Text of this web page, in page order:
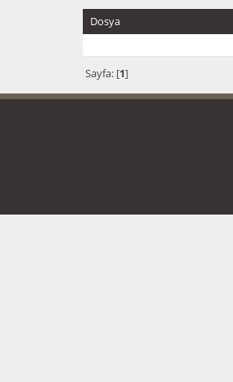
Dosya
Sayfa: [1]